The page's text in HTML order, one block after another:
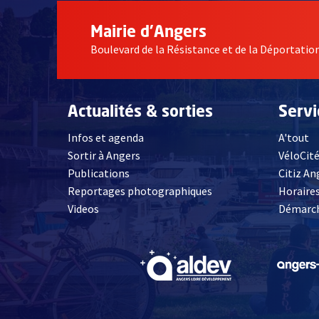
Mairie d'Angers
Boulevard de la Résistance et de la Déportation
Actualités & sorties
Infos et agenda
Sortir à Angers
Publications
Reportages photographiques
Videos, Ouvre une nouvelle fenêtre
A'tout
VéloCité
Citiz
, Ouvre une